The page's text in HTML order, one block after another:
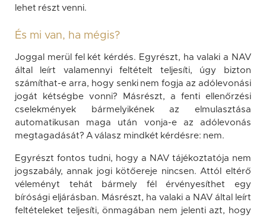
lehet részt venni.
És mi van, ha mégis?
Joggal merül fel két kérdés. Egyrészt, ha valaki a NAV
által leírt valamennyi feltételt teljesíti, úgy bizton
számíthat-e arra, hogy senki nem fogja az adólevonási
jogát kétségbe vonni? Másrészt, a fenti ellenőrzési
cselekmények bármelyikének az elmulasztása
automatikusan maga után vonja-e az adólevonás
megtagadását? A válasz mindkét kérdésre: nem.
Egyrészt fontos tudni, hogy a NAV tájékoztatója nem
jogszabály, annak jogi kötőereje nincsen. Attól eltérő
véleményt tehát bármely fél érvényesíthet egy
bírósági eljárásban. Másrészt, ha valaki a NAV által leírt
feltételeket teljesíti, önmagában nem jelenti azt, hogy